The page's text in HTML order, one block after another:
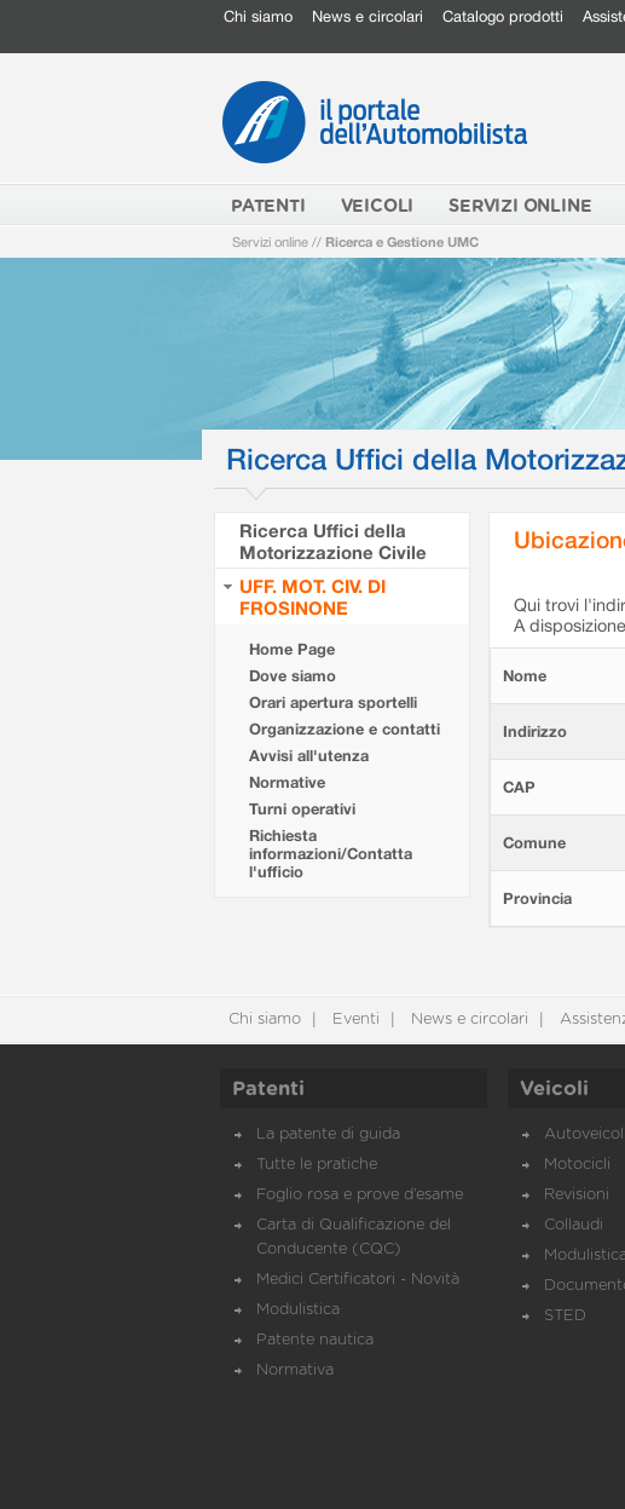
Chi siamo News e circolari Catalogo prodotti
PATENTI VEICOLI SERVIZI ONLINE
Servizi online // Ricerca e Gestione UMC
Ricerca Uffici della
Ricerca Uffici della
Motorizzazione Civile
UFF. MOT. CIV. DI
FROSINONE
Home Page
Dove siamo
Orari apertura sportelli
Organizzazione e contatti
Avvisi all'utenza
Normative
Turni operativi
Richiesta
informazioni/Contatta
l'ufficio
Qui trovi
A
Nome
Indirizzo
CAP
Comune
Provincia
Chi siamo Eventi News e circolari
Patenti
La patente di guida
Tutte le pratiche
Foglio rosa e prove d’esame
Carta di Qualificazione del
Conducente (CQC)
Medici Certificatori - Novità
Modulistica
Patente nautica
Normativa
Veicoli
Autoveicoli
Motocicli
Revisioni
Collaudi
STED